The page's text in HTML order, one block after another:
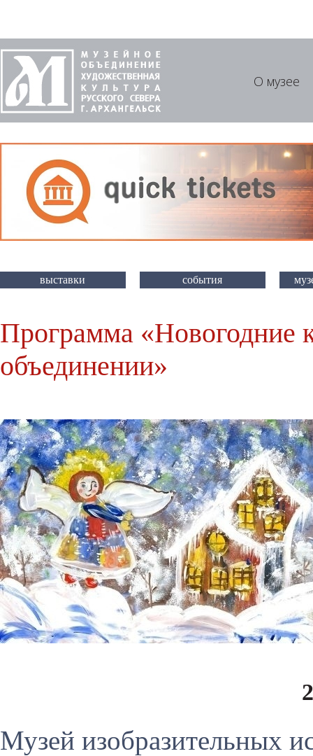
О музее
выставки события
Программа «Новогодние
объединении»
Музей изобразительных